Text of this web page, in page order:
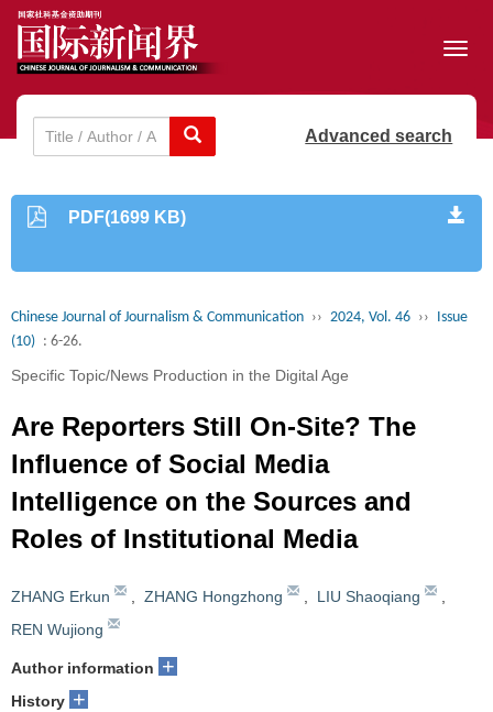
Advanced search
PDF(1699 KB)
Chinese Journal of Journalism & Communication ›› 2024, Vol. 46 ›› Issue
(10) : 6-26.
Specific Topic/News Production in the Digital Age
Are Reporters Still On-Site? The
Influence of Social Media
Intelligence on the Sources and
Roles of Institutional Media
ZHANG Erkun ZHANG Hongzhong LIU Shaoqiang
REN Wujiong
Author information +
History +